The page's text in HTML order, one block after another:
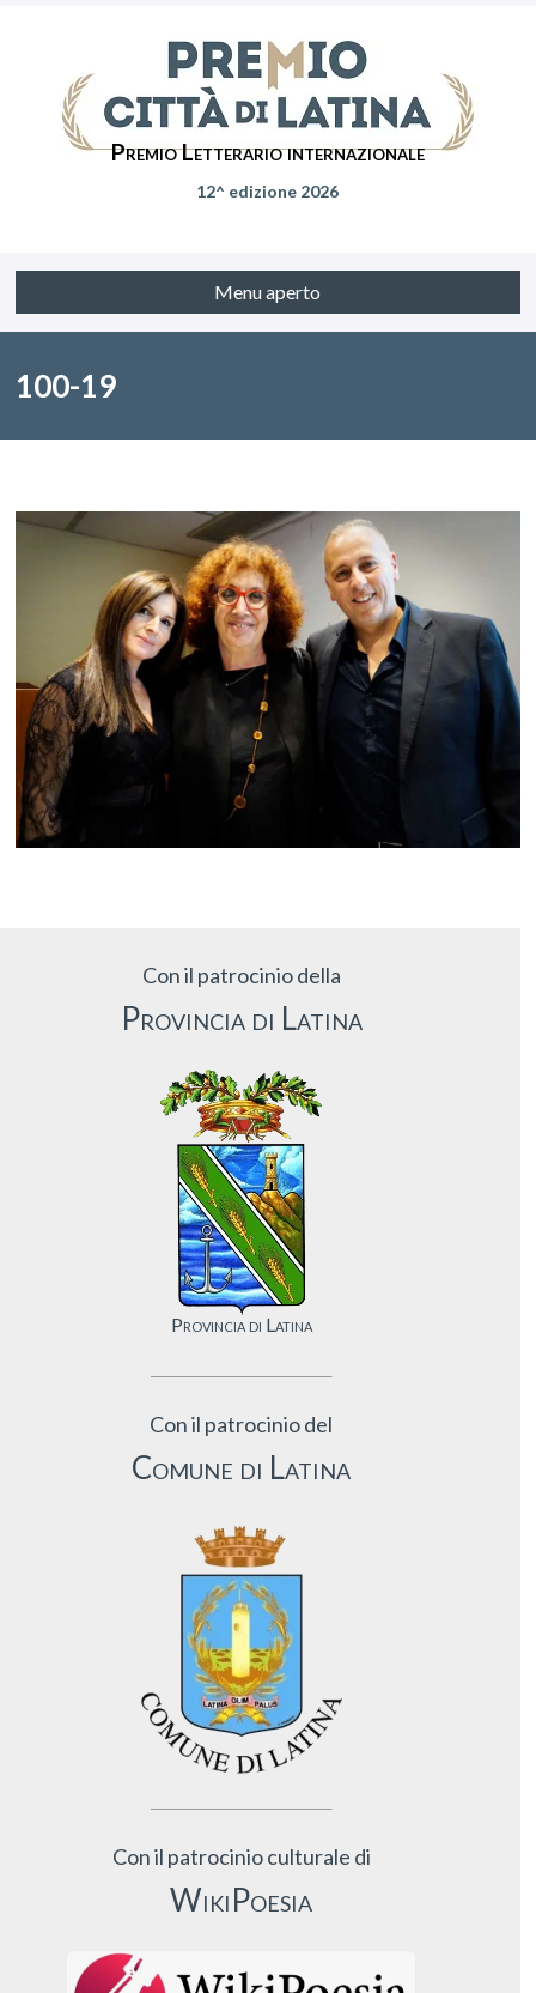
Premio Letterario internazionale
12^ edizione 2026
Menu aperto
100-19
Con il patrocinio della
Provincia di Latina
Provincia di Latina
Con il patrocinio del
Comune di Latina
Con il patrocinio culturale di
WikiPoesia